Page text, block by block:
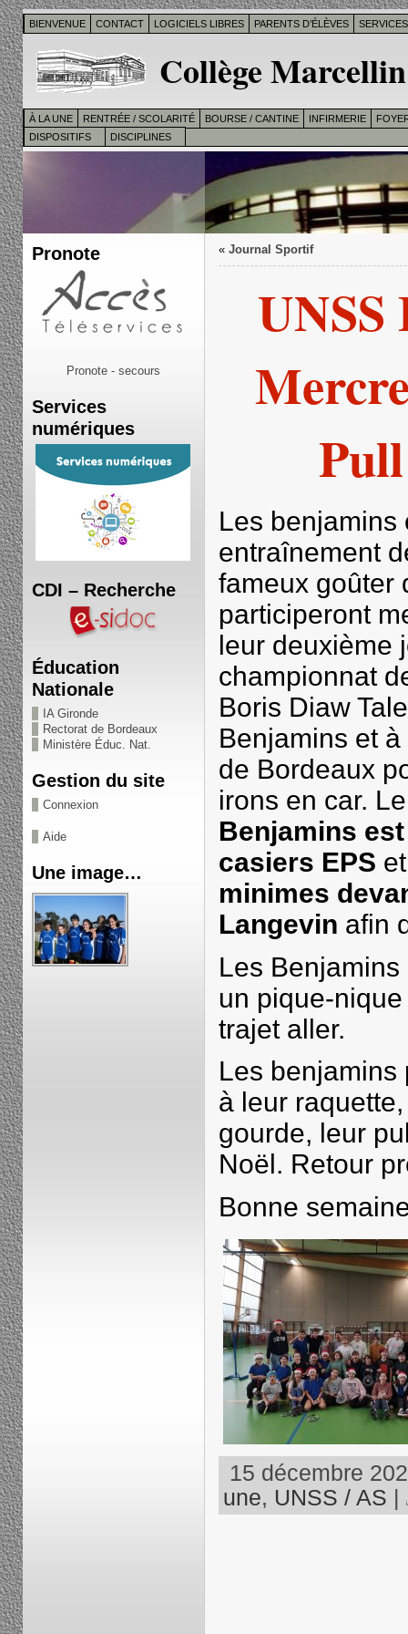
BIENVENUE CONTACT LOGICIELS LIBRES PARENTS D’ÉLÈVES
Collège
À LA UNE RENTRÉE / SCOLARITÉ BOURSE / CANTINE INFIRMERIE
DISPOSITIFS
DISCIPLINES
Pronote
Pronote - secours
Services
numériques
CDI – Recherche
Éducation
Nationale
IA Gironde
Rectorat de Bordeaux
Ministère Éduc. Nat.
Gestion du site
Connexion
Aide
Une image…
« Journal Sportif
Les benjamins
entraînement
fameux goûter
participeront
leur deuxième
championnat
Boris Diaw
Benjamins et
de Bordeaux
irons en car.
Benjamins
casiers EPS
minimes
Langevin afin
Les
un pique-
trajet aller.
Les benjamins
à leur
gourde, leur
Noël. Retour
Bonne
15 décembre
une, UNSS / AS |